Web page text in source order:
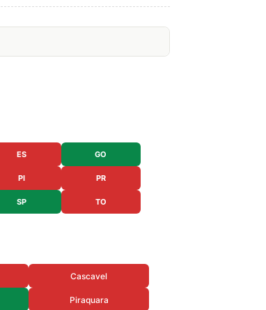
ES GO
PI PR
SP TO
Cascavel
Piraquara